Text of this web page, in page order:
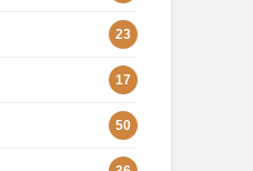
23
17
50